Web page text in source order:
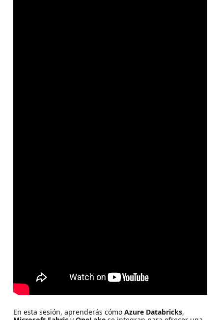
En esta sesión, aprenderás cómo Azure Databricks,